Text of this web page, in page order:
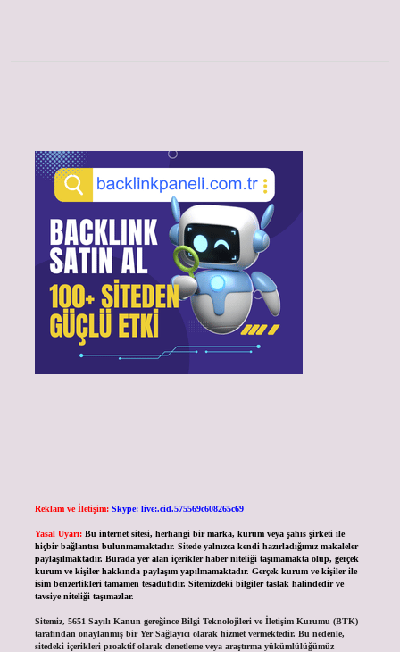
Reklam ve İletişim: Skype: live:.cid.575569c608265c69
Yasal Uyarı: Bu internet sitesi, herhangi bir marka, kurum veya şahıs şirketi ile
hiçbir bağlantısı bulunmamaktadır. Sitede yalnızca kendi hazırladığımız makaleler
paylaşılmaktadır. Burada yer alan içerikler haber niteliği taşımamakta olup, gerçek
kurum ve kişiler hakkında paylaşım yapılmamaktadır. Gerçek kurum ve kişiler ile
isim benzerlikleri tamamen tesadüfidir. Sitemizdeki bilgiler taslak halindedir ve
tavsiye niteliği taşımazlar.
Sitemiz, 5651 Sayılı Kanun gereğince Bilgi Teknolojileri ve İletişim Kurumu (BTK)
tarafından onaylanmış bir Yer Sağlayıcı olarak hizmet vermektedir. Bu nedenle,
sitedeki içerikleri proaktif olarak denetleme veya araştırma yükümlülüğümüz